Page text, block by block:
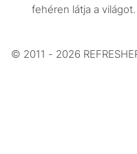
Beszélgetések
Videó
fehéren látja a világot.
© 2011 - 2026